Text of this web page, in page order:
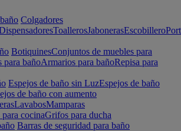
Colgadores
ToallerosJabonerasEscobillero
BotiquinesConjuntos de muebles para
para bañoArmarios para bañoRepisa para
Espejos de baño sin LuzEspejos de baño
de baño con aumento
LavabosMamparas
cocinaGrifos para ducha
Barras de seguridad para baño